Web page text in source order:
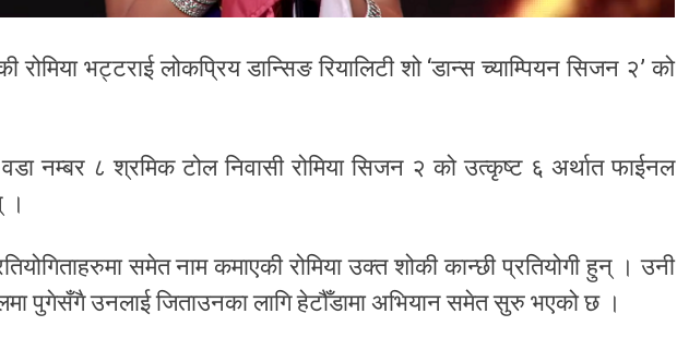
रोमिया भट्टराई लोकप्रिय डान्सिङ रियालिटी शो ‘डान्स च्याम्पियन सिजन २’ को
वडा नम्बर ८ श्रमिक टोल निवासी रोमिया सिजन २ को उत्कृष्ट ६ अर्थात फाईनल
।
समेत नाम कमाएकी रोमिया उक्त शोकी कान्छी प्रतियोगी हुन् । उनी
पुगेसँगै उनलाई जिताउनका लागि हेटौँडामा अभियान समेत सुरु भएको छ ।